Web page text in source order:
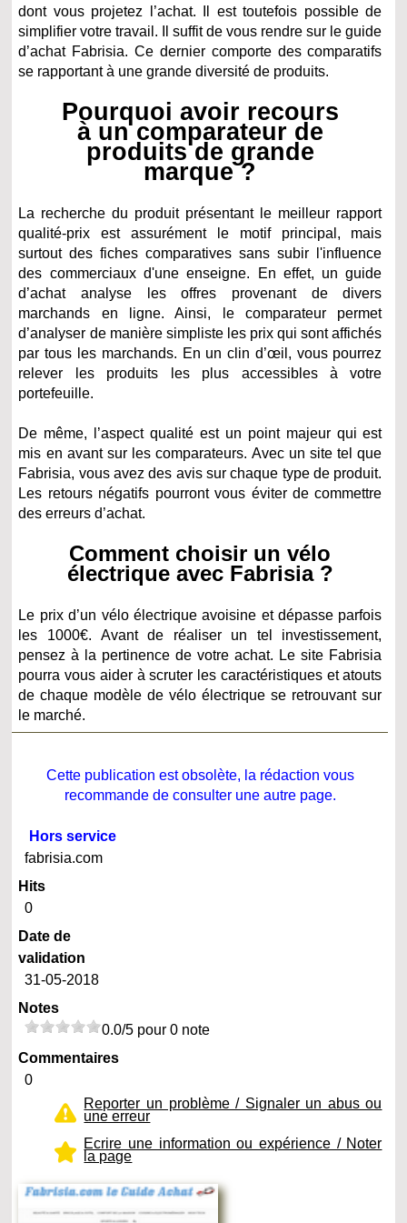
dont vous projetez l’achat. Il est toutefois possible de
simplifier votre travail. Il suffit de vous rendre sur le guide
d’achat Fabrisia. Ce dernier comporte des comparatifs
se rapportant à une grande diversité de produits.
Pourquoi avoir recours
à un comparateur de
produits de grande
marque ?
La recherche du produit présentant le meilleur rapport
qualité-prix est assurément le motif principal, mais
surtout des fiches comparatives sans subir l'influence
des commerciaux d'une enseigne. En effet, un guide
d’achat analyse les offres provenant de divers
marchands en ligne. Ainsi, le comparateur permet
d’analyser de manière simpliste les prix qui sont affichés
par tous les marchands. En un clin d’œil, vous pourrez
relever les produits les plus accessibles à votre
portefeuille.
De même, l’aspect qualité est un point majeur qui est
mis en avant sur les comparateurs. Avec un site tel que
Fabrisia, vous avez des avis sur chaque type de produit.
Les retours négatifs pourront vous éviter de commettre
des erreurs d’achat.
Comment choisir un vélo
électrique avec Fabrisia ?
Le prix d’un vélo électrique avoisine et dépasse parfois
les 1000€. Avant de réaliser un tel investissement,
pensez à la pertinence de votre achat. Le site Fabrisia
pourra vous aider à scruter les caractéristiques et atouts
de chaque modèle de vélo électrique se retrouvant sur
le marché.
Cette publication est obsolète, la rédaction vous
recommande de consulter une autre page.
Hors service
fabrisia.com
Hits
0
Date de
validation
31-05-2018
Notes
0.0/5 pour 0 note
Commentaires
0
Reporter un problème / Signaler un abus ou
une erreur
Ecrire une information ou expérience / Noter
la page